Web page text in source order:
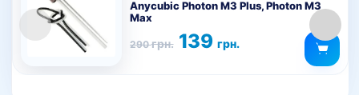
Anycubic Photon M3 Plus, Photon M3
Max
290грн.
Первоначальная
цена
139грн.
Текущая
цена: